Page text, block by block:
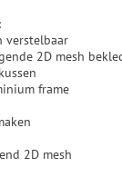
verstelbaar
2D mesh
frame
2D mesh